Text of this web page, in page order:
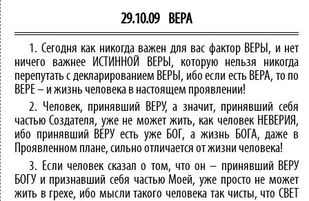
29.10.09 ВЕРА
1. Сегодня как никогда важен для вас фактор ВЕРЫ, и нет
ничего важнее ИСТИННОЙ ВЕРЫ, которую нельзя никогда
перепутать с декларированием ВЕРЫ, ибо если есть ВЕРА, то по
ВЕРЕ – и жизнь человека в настоящем проявлении!
2. Человек, принявший ВЕРУ, а значит, принявший себя
частью Создателя, уже не может жить, как человек НЕВЕРИЯ,
ибо принявший ВЕРУ есть уже БОГ, а жизнь БОГА, даже в
Проявленном плане, сильно отличается от жизни человека!
3. Если человек сказал о том, что он – принявший ВЕРУ
БОГУ и признавший себя частью Моей, уже просто не может
жить в грехе, ибо мысли такого человека так чисты, что СВЕТ